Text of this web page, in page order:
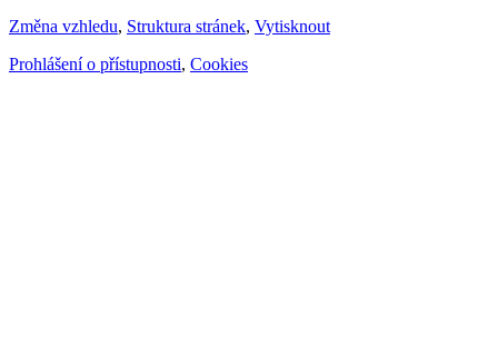
Změna vzhledu, Struktura stránek, Vytisknout
Prohlášení o přístupnosti, Cookies